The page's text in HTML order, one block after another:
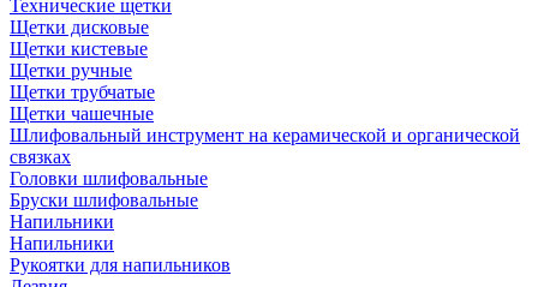
Технические щетки
Щетки дисковые
Щетки кистевые
Щетки ручные
Щетки трубчатые
Щетки чашечные
Шлифовальный инструмент на керамической и органической
связках
Головки шлифовальные
Бруски шлифовальные
Напильники
Напильники
Рукоятки для напильников